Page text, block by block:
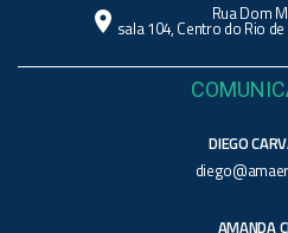
location_on Rua Dom
sala 104, Centro do Rio
DIEGO
AMANDA